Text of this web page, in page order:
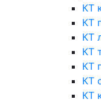
КТ
КТ
КТ
КТ
КТ
КТ
КТ